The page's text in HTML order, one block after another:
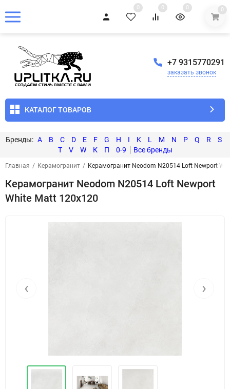
0 0 0 0
+7 9315770291
заказать звонок
КАТАЛОГ ТОВАРОВ
A B C D E F G H I K L M N P Q R
S
T
V W К П 0-9
Главная / Керамогранит / Керамогранит Neodom N20514 Loft Newport
Керамогранит Neodom N20514 Loft Newport
White Matt 120x120
‹ ›